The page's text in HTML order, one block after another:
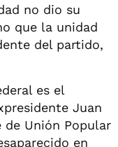
no dio su
que la unidad
del partido,
es el
Juan
de Unión Popular
en